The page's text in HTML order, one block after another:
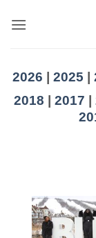
2026 2025
2018 | 2017 |